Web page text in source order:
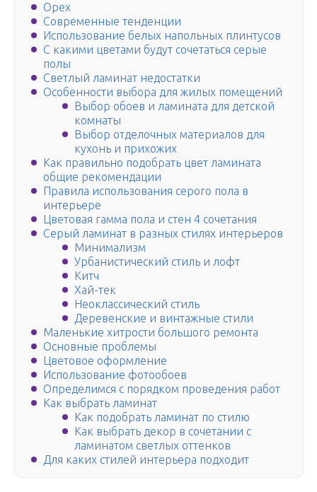
Орех
Современные тенденции
Использование белых напольных плинтусов
С какими цветами будут сочетаться серые
полы
Светлый ламинат недостатки
Особенности выбора для жилых помещений
Выбор обоев и ламината для детской
комнаты
Выбор отделочных материалов для
кухонь и прихожих
Как правильно подобрать цвет ламината
общие рекомендации
Правила использования серого пола в
интерьере
Цветовая гамма пола и стен 4 сочетания
Серый ламинат в разных стилях интерьеров
Минимализм
Урбанистический стиль и лофт
Китч
Хай-тек
Неоклассический стиль
Деревенские и винтажные стили
Маленькие хитрости большого ремонта
Основные проблемы
Цветовое оформление
Использование фотообоев
Определимся с порядком проведения работ
Как выбрать ламинат
Как подобрать ламинат по стилю
Как выбрать декор в сочетании с
ламинатом светлых оттенков
Для каких стилей интерьера подходит